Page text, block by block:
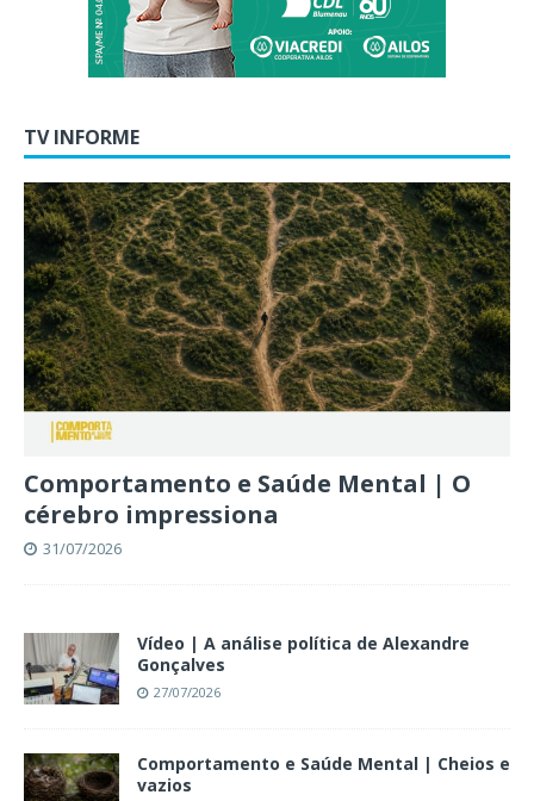
TV INFORME
Comportamento e Saúde Mental | O
cérebro impressiona
31/07/2026
Vídeo | A análise política de Alexandre
Gonçalves
27/07/2026
Comportamento e Saúde Mental | Cheios e
vazios